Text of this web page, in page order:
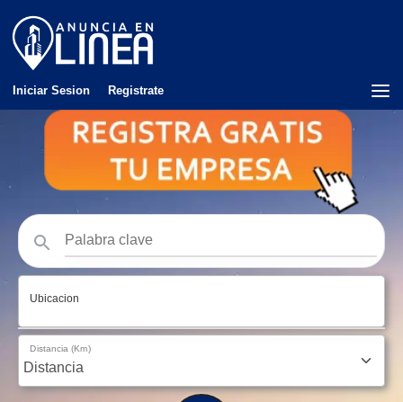
Iniciar Sesion Registrate
Ubicacion
Distancia (Km)